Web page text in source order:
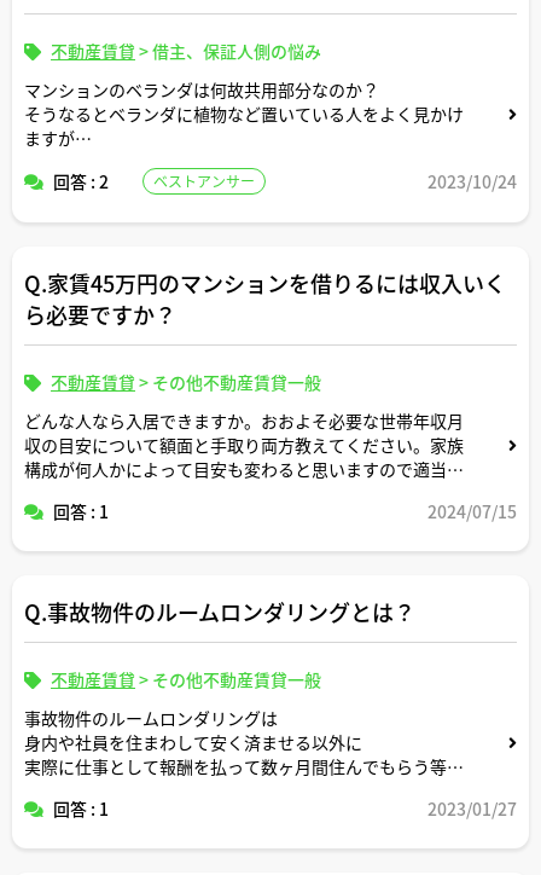
不動産賃貸 >借主、保証人側の悩み
マンションのベランダは何故共用部分なのか？
そうなるとベランダに植物など置いている人をよく見かけ
ますが
回答 : 2
ベストアンサー 2023/10/24
Q.家賃45万円のマンションを借りるには収入いく
ら必要ですか？
不動産賃貸 > その他不動産賃貸一般
どんな人なら入居できますか。おおよそ必要な世帯年収月
収の目安について額面と手取り両方教えてください。家族
構成が何人かによって目安も変わると思いますので適当な
回答 : 1 2024/07/15
Q.事故物件のルームロンダリングとは？
不動産賃貸 > その他不動産賃貸一般
事故物件のルームロンダリングは
身内や社員を住まわして安く済ませる以外に
実際に仕事として報酬を払って数ヶ月間住んでもらう等あ
回答 : 1 2023/01/27